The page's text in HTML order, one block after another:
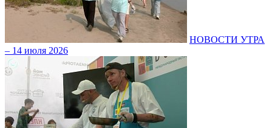
НОВОСТИ УТРА
– 14 июля 2026